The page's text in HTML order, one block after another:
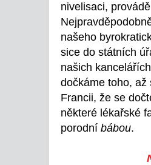
nivelisaci,
našeho
sice do státních
našich
dočkáme toho,
Francii, že se
některé lékařské
porodní bábou.